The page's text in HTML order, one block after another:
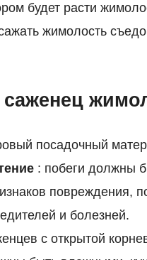
будет расти
жимолость
посадочный
: побеги должны
повреждения,
и болезней.
с открытой